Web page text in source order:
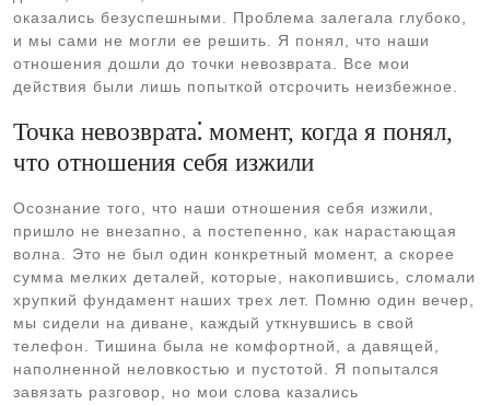
оказались безуспешными. Проблема залегала глубоко,
и мы сами не могли ее решить. Я понял, что наши
отношения дошли до точки невозврата. Все мои
действия были лишь попыткой отсрочить неизбежное.
Точка невозврата⁚ момент, когда я понял,
что отношения себя изжили
Осознание того, что наши отношения себя изжили,
пришло не внезапно, а постепенно, как нарастающая
волна. Это не был один конкретный момент, а скорее
сумма мелких деталей, которые, накопившись, сломали
хрупкий фундамент наших трех лет. Помню один вечер,
мы сидели на диване, каждый уткнувшись в свой
телефон. Тишина была не комфортной, а давящей,
наполненной неловкостью и пустотой. Я попытался
завязать разговор, но мои слова казались